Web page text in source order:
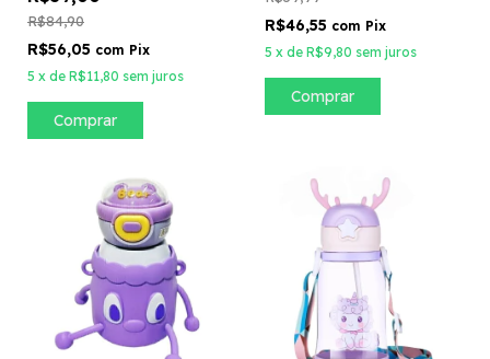
R$84,90
R$56,05 com Pix
5 x de R$11,80 sem juros
Comprar
R$46,55 com Pix
5 x de R$9,80 sem juros
Comprar